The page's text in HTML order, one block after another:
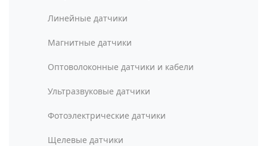
Линейные датчики
Магнитные датчики
Оптоволоконные датчики и кабели
Ультразвуковые датчики
Фотоэлектрические датчики
Щелевые датчики